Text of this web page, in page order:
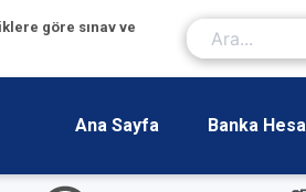
göre sınav ve
Ana Sayfa Banka